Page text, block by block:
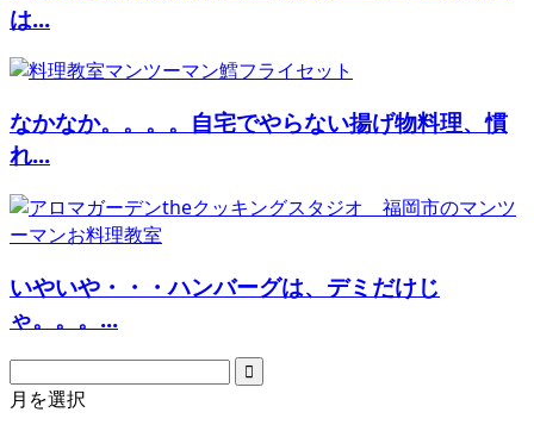
は...
なかなか。。。。自宅でやらない揚げ物料理、慣
れ...
いやいや・・・ハンバーグは、デミだけじ
ゃ。。。...
月を選択